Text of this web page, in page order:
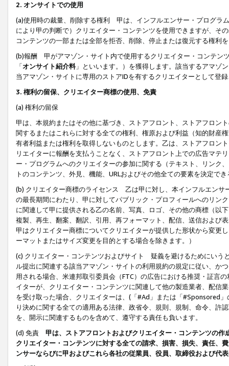
2. オンサイトでの使用
(a)使用時の裁量、削除する権利 甲は、インフルエンサー・プログラ
により甲の判断で）クリエイター・コンテンツを使用できますが、そ
コンテンツの一部または全部を拒否、削除、停止または復元する権利
(b)報酬 甲がアマゾン・サイト内で使用するクリエイター・コンテン
「オンサイト紹介料」といいます。）を獲得します。該当するアマゾ
当アマゾン・サイトに専用のストアIDを有するクリエイターとして登
3. 権利の留保、クリエイター商標の使用、免責
(a) 権利の留保
甲は、本規約またはその他に基づき、ストアフロント、ストアフロン
関するまたはこれらに対する全ての権利、権原および利益（知的財産
有者利益または権利を取得しないものとします。乙は、ストアフロン
リエイターに報酬を支払うことなく、ストアフロント上での広告マテ
ー・プログラムへのクリエイターの参加に関する（テキスト、リンク
トのコンテンツ、外見、機能、URLおよびその他全ての要素を決定で
(b) クリエイター商標のライセンス 乙は甲に対し、本インフルエンサ
の最長期間にわたり、甲に対してパブリック・プロフィールへのリン
に関連して甲に提供される乙の名前、写真、ロゴ、その他の商標（以
複製、再生、翻案、翻訳、引用、再フォーマット、配信、送信および
甲はクリエイター商標についてクリエイターが提供した形状から変更
ーマットまたはサイズ変更を目的とする場合を除きます。）
(c) クリエイター・コンテンツおよびサイト 疑義を避けるためにいう
ル提出に関連する該当アマゾン・サイトの利用規約の規定に従い、か
用される場合、米連邦取引委員会（FTC）の広告における推奨・証言
イターが、クリエイター・コンテンツに関連して他の製造業者、配信
を受け取った場合、クリエイターは、(「#Ad」または「#Sponsored
り決めに関する全ての適用ある法律、政省令、規則、規制、命令、許
を、開示に関連するものを含めて、遵守する責任も負います。
(d) 免責 甲は、ストアフロントおよびクリエイター・コンテンツの
クリエイター・コンテンツに対する全ての請求、損害、損失、責任、
ンサーならびに甲およびこれら各社の従業員、役員、取締役および代